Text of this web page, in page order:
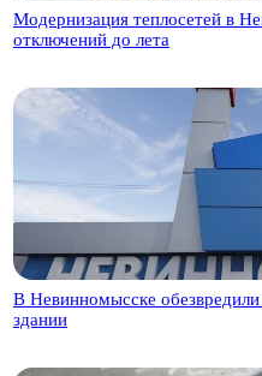
Модернизация теплосетей в
отключений до лета
В Невинномысске
здании